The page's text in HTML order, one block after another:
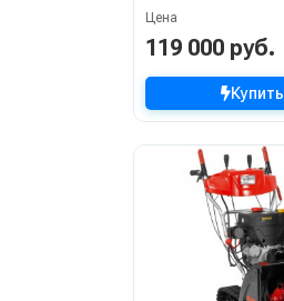
Цена
119 000 руб.
Купить